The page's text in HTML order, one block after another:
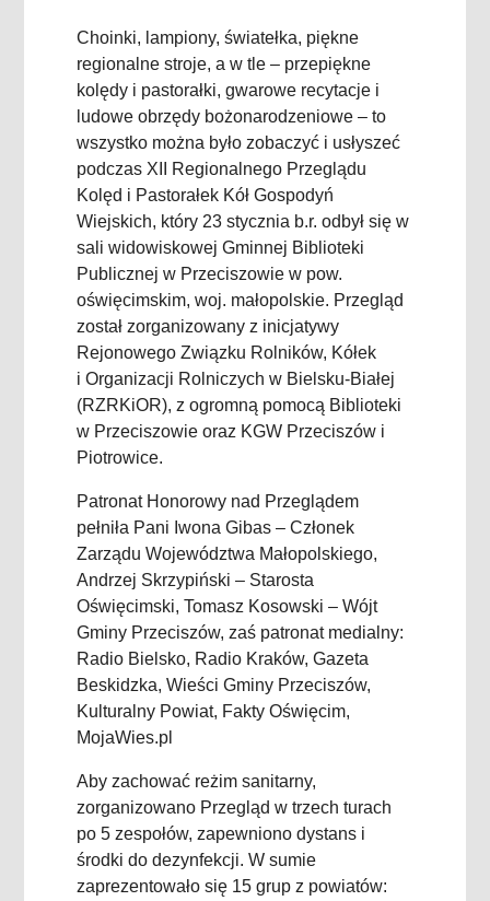
Choinki, lampiony, światełka, piękne
regionalne stroje, a w tle – przepiękne
kolędy i pastorałki, gwarowe recytacje i
ludowe obrzędy bożonarodzeniowe – to
wszystko można było zobaczyć i usłyszeć
podczas XII Regionalnego Przeglądu
Kolęd i Pastorałek Kół Gospodyń
Wiejskich, który 23 stycznia b.r. odbył się w
sali widowiskowej Gminnej Biblioteki
Publicznej w Przeciszowie w pow.
oświęcimskim, woj. małopolskie. Przegląd
został zorganizowany z inicjatywy
Rejonowego Związku Rolników, Kółek
i Organizacji Rolniczych w Bielsku-Białej
(RZRKiOR), z ogromną pomocą Biblioteki
w Przeciszowie oraz KGW Przeciszów i
Piotrowice.
Patronat Honorowy nad Przeglądem
pełniła Pani Iwona Gibas – Członek
Zarządu Województwa Małopolskiego,
Andrzej Skrzypiński – Starosta
Oświęcimski, Tomasz Kosowski – Wójt
Gminy Przeciszów, zaś patronat medialny:
Radio Bielsko, Radio Kraków, Gazeta
Beskidzka, Wieści Gminy Przeciszów,
Kulturalny Powiat, Fakty Oświęcim,
MojaWies.pl
Aby zachować reżim sanitarny,
zorganizowano Przegląd w trzech turach
po 5 zespołów, zapewniono dystans i
środki do dezynfekcji. W sumie
zaprezentowało się 15 grup z powiatów: